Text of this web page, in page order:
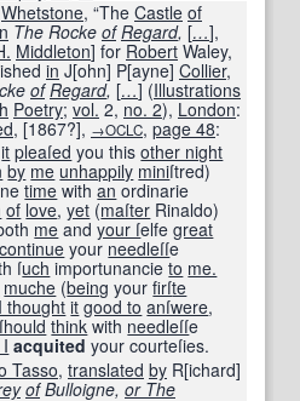
Whetstone, “The Castle of
The Rocke of Regard, […],
Middleton] for Robert Waley,
in J[ohn] P[ayne] Collier,
of Regard, […] (Illustrations
Poetry; vol. 2, no. 2), London:
, [1867?], →OCLC, page 48:
it pleaſed you thisother night
by me unhappily miniſtred)
time withan ordinarie
of love,yet (maſter Rinaldo)
me andyour ſelfegreat
your needleſſe
ſuch importunancieto me.
muche (being yourfirſte
I thought it good to anſwere,
think with needleſſe
acquited your courteſies.
Tasso, translated by R[ichard]
ofBulloigne, or The